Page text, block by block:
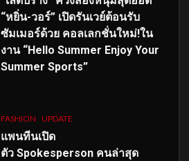
“หยิ่น-วอร์” เปิดรันเวย์ต้อนรับ
ซัมเมอร์ด้วย คอลเลกชั่นใหม่!ใน
งาน “Hello Summer Enjoy Your
Summer Sports”
FASHION UPDATE
แพนทีนเปิด
ตัว Spokesperson คนล่าสุด